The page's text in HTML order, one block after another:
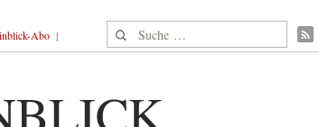
Abo Suche nach: